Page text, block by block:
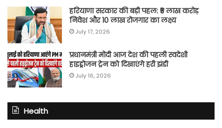
हरियाणा सरकार की बड़ी पहल: ₹5 लाख करोड़
निवेश और 10 लाख रोजगार का लक्ष्य
July 17, 2026
प्रधानमंत्री मोदी आज देश की पहली स्वदेशी
हाइड्रोजन ट्रेन को दिखाएंगे हरी झंडी
July 16, 2026
Health